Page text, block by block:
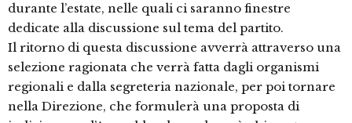
durante l’estate, nelle quali ci saranno finestre
dedicate alla discussione sul tema del partito.
Il ritorno di questa discussione avverrà attraverso una
selezione ragionata che verrà fatta dagli organismi
regionali e dalla segreteria nazionale, per poi tornare
nella Direzione, che formulerà una proposta di